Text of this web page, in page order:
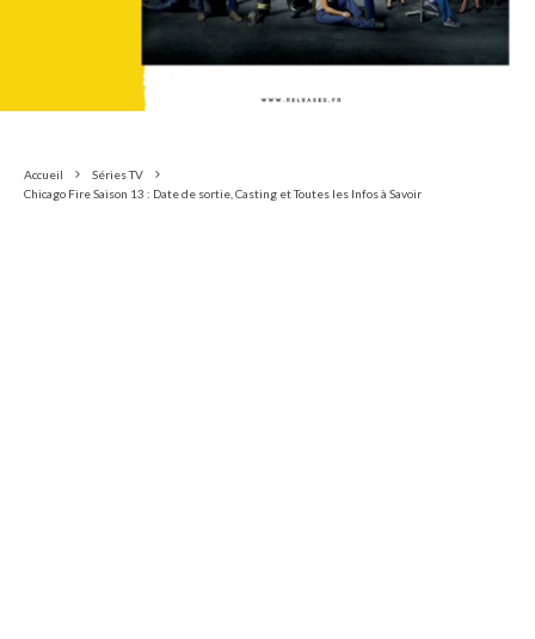
Accueil
Séries TV
Chicago Fire Saison 13 : Date de sortie, Casting et Toutes les Infos à Savoir